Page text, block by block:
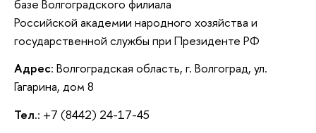
базе Волгоградского филиала
Российской академии народного хозяйства и
государственной службы при Президенте РФ
Адрес: Волгоградская область, г. Волгоград, ул.
Гагарина, дом 8
Тел.: +7 (8442) 24-17-45